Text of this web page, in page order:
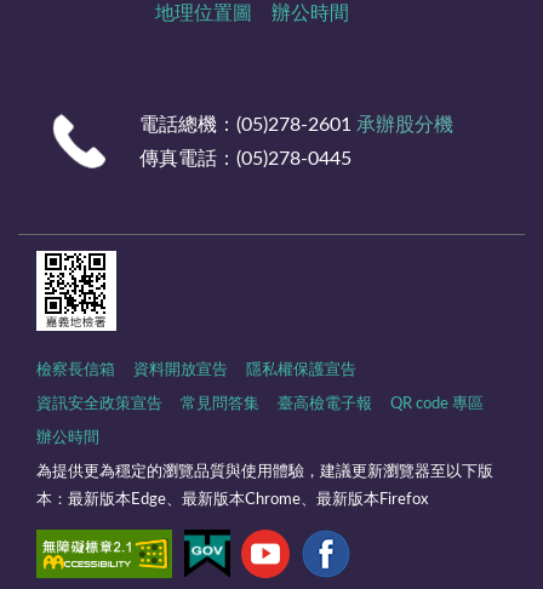
地理位置圖
辦公時間
電話總機：(05)278-2601 承辦股分機
傳真電話：(05)278-0445
檢察長信箱 資料開放宣告 隱私權保護宣告
資訊安全政策宣告 常見問答集 臺高檢電子報 QR code 專區
辦公時間
為提供更為穩定的瀏覽品質與使用體驗，建議更新瀏覽器至以下版
本：最新版本Edge、最新版本Chrome、最新版本Firefox